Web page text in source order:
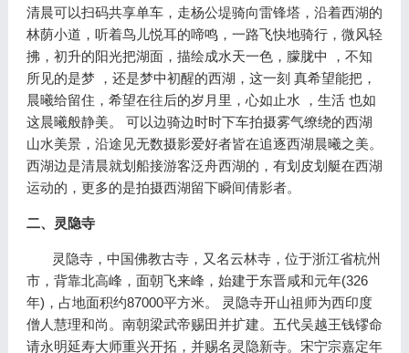
清晨可以扫码共享单车，走杨公堤骑向雷锋塔，沿着西湖的
林荫小道，听着鸟儿悦耳的啼鸣，一路飞快地骑行，微风轻
拂，初升的阳光把湖面，描绘成水天一色，朦胧中 ，不知
所见的是梦 ，还是梦中初醒的西湖，这一刻 真希望能把，
晨曦给留住，希望在往后的岁月里，心如止水 ，生活 也如
这晨曦般静美。 可以边骑边时时下车拍摄雾气缭绕的西湖
山水美景，沿途见无数摄影爱好者皆在追逐西湖晨曦之美。
西湖边是清晨就划船接游客泛舟西湖的，有划皮划艇在西湖
运动的，更多的是拍摄西湖留下瞬间倩影者。
二、灵隐寺
灵隐寺，中国佛教古寺，又名云林寺，位于浙江省杭州
市，背靠北高峰，面朝飞来峰，始建于东晋咸和元年(326
年)，占地面积约87000平方米。 灵隐寺开山祖师为西印度
僧人慧理和尚。南朝梁武帝赐田并扩建。五代吴越王钱镠命
请永明延寿大师重兴开拓，并赐名灵隐新寺。宋宁宗嘉定年